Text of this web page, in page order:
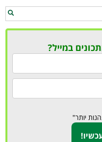
במייל?
יותר"